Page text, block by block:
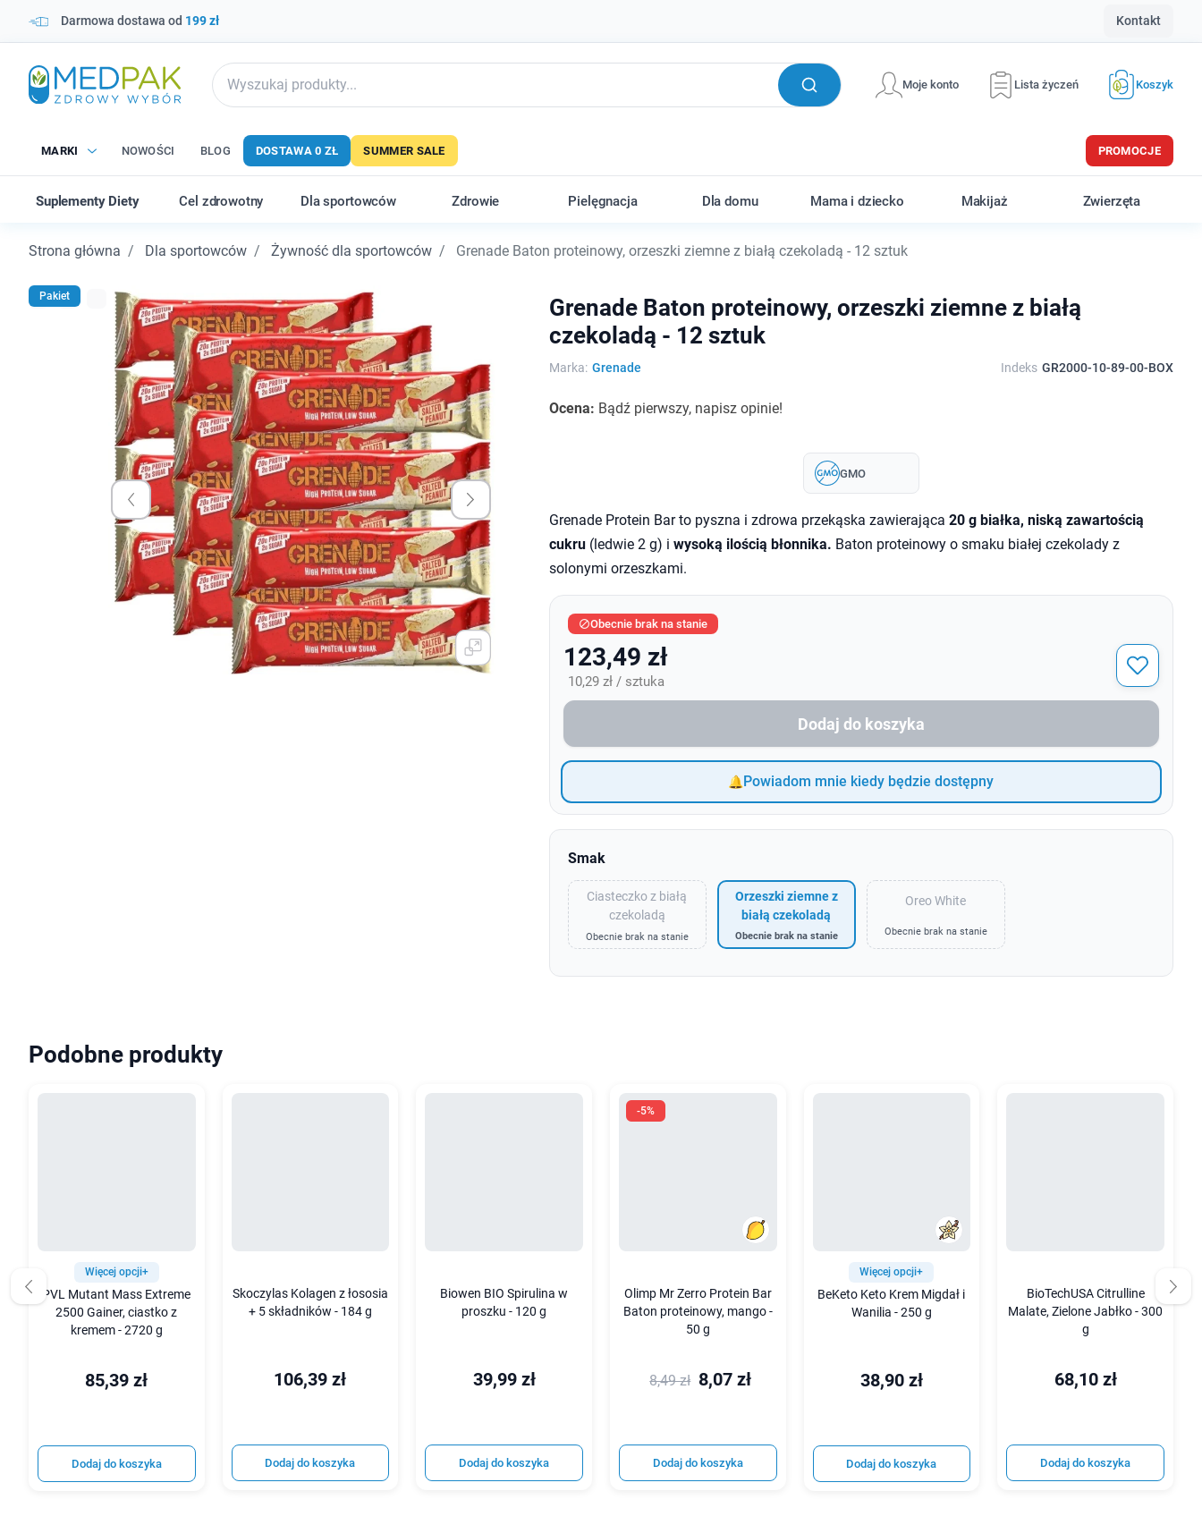
Darmowa dostawa od 199 zł Kontakt
Moje konto Lista życzeń Koszyk
MARKI NOWOŚCI BLOG DOSTAWA 0 ZŁ SUMMER SALE PROMOCJE
Suplementy Diety Cel zdrowotny Dla sportowców Zdrowie Pielęgnacja Dla domu Mama i dziecko Makijaż Zwierzęta
Strona główna Dla sportowców Żywność dla sportowców Grenade Baton proteinowy, orzeszki ziemne z białą czekoladą - 12 sztuk
Pakiet
Grenade Baton proteinowy, orzeszki ziemne z białą
czekoladą - 12 sztuk
Marka: Grenade Indeks GR2000-10-89-00-BOX
Ocena: Bądź pierwszy, napisz opinie!
GMO
Grenade Protein Bar to pyszna i zdrowa przekąska zawierająca 20 g białka, niską zawartością
cukru(ledwie 2 g) i wysoką ilością błonnika. Baton proteinowy o smaku białej czekolady z
solonymi orzeszkami.
Obecnie brak na stanie
123,49 zł
10,29 zł / sztuka
Dodaj do koszyka
Powiadom mnie kiedy będzie dostępny
Smak
Ciasteczko z białą
czekoladą
Obecnie brak na stanie
Orzeszki ziemne z
białą czekoladą
Obecnie brak na stanie
Oreo White
Obecnie brak na stanie
Podobne produkty
Więcej opcji+
PVL Mutant Mass Extreme
2500 Gainer, ciastko z
kremem - 2720 g
85,39 zł
Dodaj do koszyka
Skoczylas Kolagen z łososia
+ 5 składników - 184 g
106,39 zł
Dodaj do koszyka
Biowen BIO Spirulina w
proszku - 120 g
39,99 zł
Dodaj do koszyka
-5%
Olimp Mr Zerro Protein Bar
Baton proteinowy, mango -
50 g
8,49 zł 8,07 zł
Dodaj do koszyka
Więcej opcji+
BeKeto Keto Krem Migdał i
Wanilia - 250 g
38,90 zł
Dodaj do koszyka
BioTechUSA Citrulline
Malate, Zielone Jabłko - 300
g
68,10 zł
Dodaj do koszyka